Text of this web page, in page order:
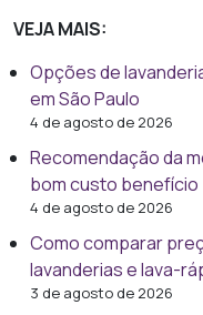
VEJA MAIS:
Opções de
em São Paulo
4 de agosto de 2026
Recomendação da
bom custo benefício
4 de agosto de 2026
Como comparar
lavanderias e lava-
3 de agosto de 2026